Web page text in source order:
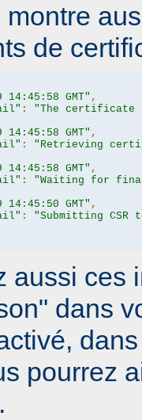
de
14:45:58 GMT" ,
:
"The certificate
14:45:58 GMT" ,
:
"Retrieving
14:45:58 GMT" ,
:
"Waiting for
14:45:50 GMT" ,
:
"Submitting CSR
aussi ces
dans
pourrez